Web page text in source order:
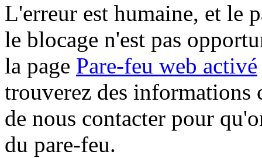
L'erreur est humaine, et le
le blocage n'est pas
la page Pare-feu web activé
trouverez des informations
de nous contacter pour
du pare-feu.